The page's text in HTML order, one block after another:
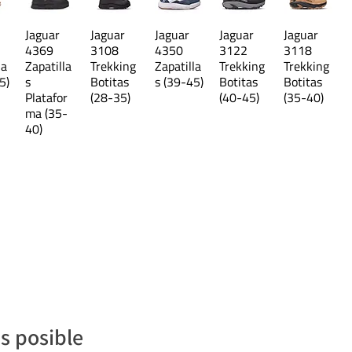
Jaguar
4369
Zapatilla
s
Platafor
ma (35-
40)
Jaguar
3108
Trekking
Botitas
(28-35)
Jaguar
4350
Zapatilla
s (39-45)
Jaguar
3122
Trekking
Botitas
(40-45)
Jaguar
3118
Trekking
Botitas
(35-40)
posible